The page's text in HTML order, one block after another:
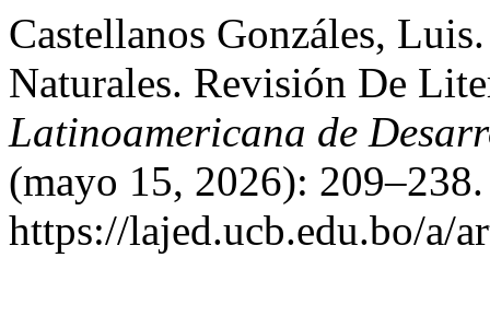
Castellanos Gonzáles,
Naturales. Revisión De
Latinoamericana de
(mayo 15, 2026):
https://lajed.ucb.edu.bo/a/